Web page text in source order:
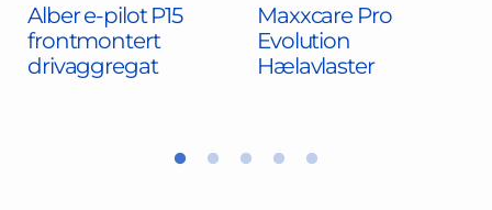
Alber e-pilot P15
frontmontert
drivaggregat
Maxxcare Pro
Evolution
Hælavlaster